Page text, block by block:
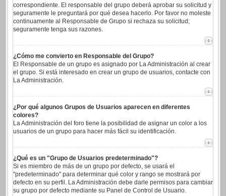
correspondiente. El responsable del grupo deberá aprobar su solicitud y
seguramente le preguntará por qué desea hacerlo. Por favor no moleste
continuamente al Responsable de Grupo si rechaza su solicitud;
seguramente tenga sus razones.
¿Cómo me convierto en Responsable del Grupo?
El Responsable de un grupo es asignado por La Administración al crear
el grupo. Si está interesado en crear un grupo de usuarios, contacte con
La Administración.
¿Por qué algunos Grupos de Usuarios aparecen en diferentes
colores?
La Administración del foro tiene la posibilidad de asignar un color a los
usuarios de un grupo para hacer más fácil su identificación.
¿Qué es un "Grupo de Usuarios predeterminado"?
Si es miembro de más de un grupo por defecto, se usará el
"predeterminado" para determinar qué color y rango se mostrará por
defecto en su perfil. La Administración debe darle permisos para cambiar
su grupo por defecto mediante su Panel de Control de Usuario.